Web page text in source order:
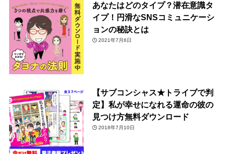
あなたはどのタイプ？潜在意識タ
イプ！円滑なSNSコミュニケーシ
ョンの秘訣とは
2021年7月6日
【サブコンシャス★トライブで判
定】私が幸せになれる運命の彼の
見つけ方無料ダウンロード
2018年7月10日